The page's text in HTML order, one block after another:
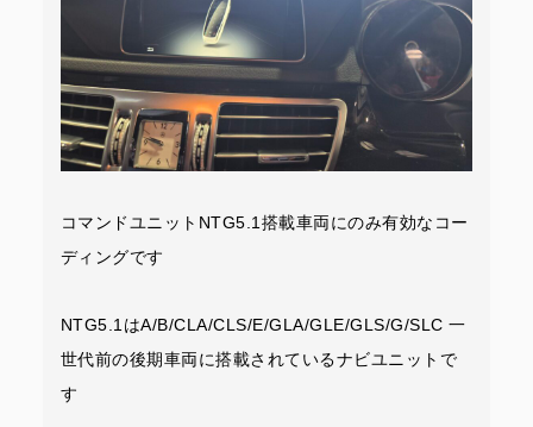
コマンドユニットNTG5.1搭載車両にのみ有効なコー
ディングです
NTG5.1はA/B/CLA/CLS/E/GLA/GLE/GLS/G/SLC 一
世代前の後期車両に搭載されているナビユニットで
す